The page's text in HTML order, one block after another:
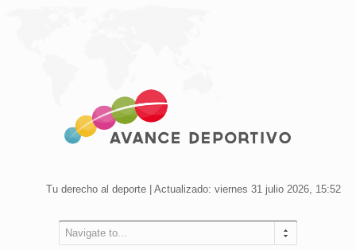
Tu derecho al deporte | Actualizado: viernes 31 julio 2026, 15:52
Navigate to...